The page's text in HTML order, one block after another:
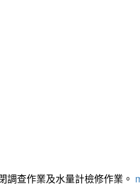
查作業及水量計檢修作業。